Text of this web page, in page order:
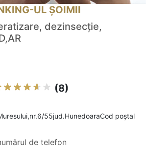
UL ȘOIMII
dezinsecție,
(8)
55jud.HunedoaraCod poștal
de telefon